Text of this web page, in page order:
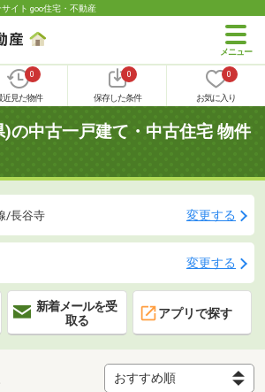
イト goo住宅・不動産
0
近見た物件
0
保存した条件
0
お気に入り
の中古一戸建て・中古住宅 物件
/長谷寺 変更する
変更する
新着メールを受
取る
アプリで探す